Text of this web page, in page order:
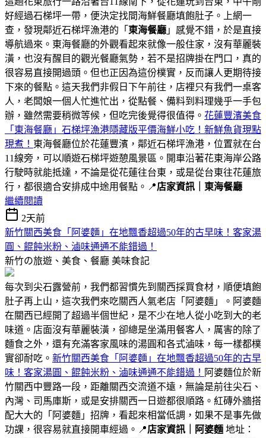
好經過石梯坪一帶，便決定找間海鮮餐廳填飽肚子。上網一
查，發現鄰近石梯坪漁港的「 東海餐廳 」感覺不錯，於是直接
導航過來。東海餐廳的外觀看起來就像一般住家，沒有華麗裝
潢，也沒有醒目的觀光餐廳氣勢，若不是招牌掛在門口，真的
很容易直接開過頭。但也正因為這份樸實，反而讓人更期待接
下來的餐點。這天我們非假日下午前往，店裡只有我們一桌客
人，老闆娘一個人忙進忙出，從點餐、備料到料理幾乎一手包
辦，雖然需要稍微等候，但吃完後覺得很值得。 花蓮豐濱美食
「東海餐廳」石梯坪漁港隱藏版平價海鮮小吃！新鮮魚貨現點
現煮！ 東海餐廳位於花蓮豐濱，鄰近石梯坪漁港，位置就在台
11線旁，可以順遊石梯坪遊憩風景區。開車沿著花東海岸公路
行駛時就能抵達，不論是從花蓮往台東，或是從台東往花蓮旅
行，都很適合安排成中途用餐點。📍店家資訊｜東海餐廳
繼續閱讀
2天前
新竹關西美食「阿婆麵」在地飄香超過50年的古早味！客家湯
圓、餛飩米粉、滷味通通不能錯過！
新竹の旅遊、美食、餐廳 美味食記
每次到尖石露營前，我們都習慣先到關西採買食材，順便填飽
肚子再上山，這次我們來吃關西人氣老店「阿婆麵」。阿婆麵
在關西已經開了超過半個世紀，是不少在地人從小吃到大的老
味道。店面沒有華麗裝潢，卻總是坐滿用餐客人，厲害的除了
麵食之外，還有充滿客家風味的湯圓和各式滷味，每一樣都樸
實卻耐吃。 新竹關西美食「阿婆麵」在地飄香超過50年的古早
味！客家湯圓、餛飩米粉、滷味通通不能錯過！ 阿婆麵位於新
竹關西中豐路一段，距離關西交流道不遠，無論是前往尖石、
內灣、司馬庫斯，或是安排關西一日遊都很順路。紅磚外牆搭
配大大的「阿婆麵」招牌，看起來相當低調，如果不是事先做
功課，很容易就直接開車經過。📍店家資訊｜阿婆麵 地址：